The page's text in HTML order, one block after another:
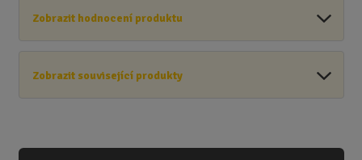
Zobrazit hodnocení produktu
Zobrazit související produkty